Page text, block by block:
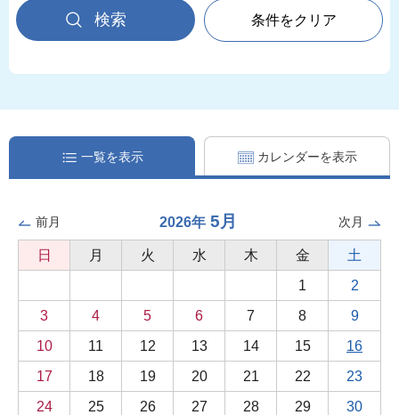
条件をクリア
一覧を表示 カレンダーを表示
前月 2026年 5月 次月
日 月 火 水 木 金
土
1
2
3
4 5 6 7 8
9
10
11 12 13 14 15
16
17
18 19 20 21 22
23
24
25 26 27 28 29
30